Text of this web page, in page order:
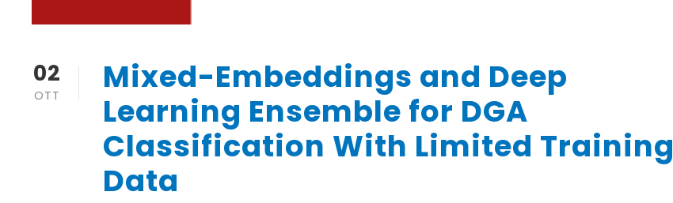
02
OTT
Mixed-Embeddings and Deep
Learning Ensemble for DGA
Classification With Limited Training
Data